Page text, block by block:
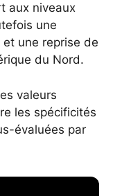
aux niveaux
une
une reprise de
du Nord.
valeurs
les spécificités
évaluées par